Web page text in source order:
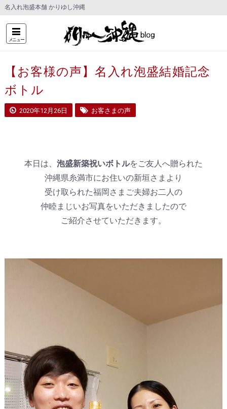
名入れ泡盛本舗 かりゆし沖縄
メニュー
【お客様の声】名入れ泡盛結婚記念
ボトル
2020年12月26日 お客さまの声
本日は、 泡盛新築祝いボトルをご友人へ贈られた
沖縄県糸満市にお住いの新垣さまより
受け取られた福岡さまご夫婦お二人の
仲睦まじいお写真をいただきましたので
ご紹介させていただきます。